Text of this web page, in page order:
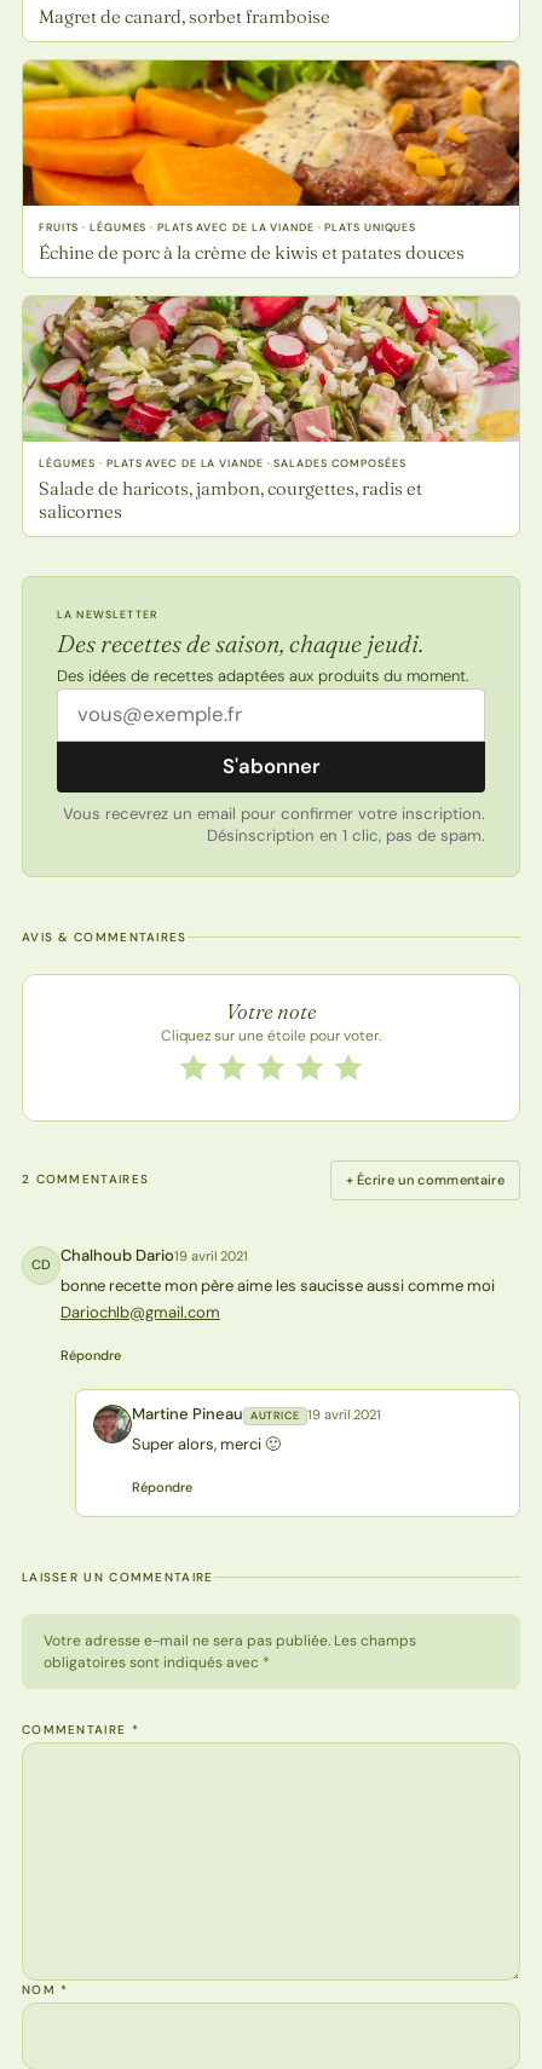
Magret de canard, sorbet framboise
FRUITS · LÉGUMES · PLATS AVEC DE LA VIANDE · PLATS UNIQUES
Échine de porc à la crème de kiwis et patates douces
LÉGUMES · PLATS AVEC DE LA VIANDE · SALADES COMPOSÉES
Salade de haricots, jambon, courgettes, radis et
salicornes
LA NEWSLETTER
Des recettes de saison, chaque jeudi.
Des idées de recettes adaptées aux produits du moment.
Adresse email
S'abonner
Vous recevrez un email pour confirmer votre inscription.
Désinscription en 1 clic, pas de spam.
AVIS & COMMENTAIRES
Note de la recette
Votre note
Cliquez sur une étoile pour voter.
Notez cette recette de 1 à 5 étoiles
5 étoiles
4 étoiles
3 étoiles
2 étoiles
1 étoile
2 COMMENTAIRES + Écrire un commentaire
CD Chalhoub Dario19 avril 2021
bonne recette mon père aime les saucisse aussi comme moi
Dariochlb@gmail.com
Répondre
MP Martine Pineau AUTRICE 19 avril 2021
Super alors, merci 🙂
Répondre
LAISSER UN COMMENTAIRE
Votre adresse e-mail ne sera pas publiée. Les champs
obligatoires sont indiqués avec *
COMMENTAIRE *
NOM*